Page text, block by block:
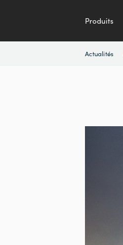
Produits
Actualités